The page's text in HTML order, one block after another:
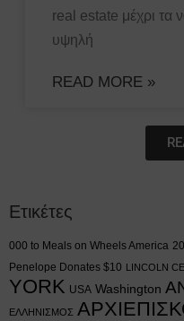
real estate μέχρι τα
υψηλή
READ MORE »
Ετικέτες
000 to Meals on Wheels America
Penelope Donates $10 LINCOLN
YORK USA Washington
ΕΛΛΗΝΙΣΜΟΣ